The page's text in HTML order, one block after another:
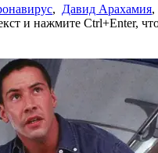
, Давид Арахамия,
и нажмите Ctrl+Enter,